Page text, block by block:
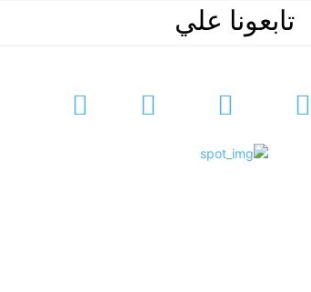
تابعونا علي